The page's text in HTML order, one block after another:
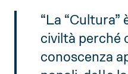
“La “Cultura”
civiltà perché
conoscenza